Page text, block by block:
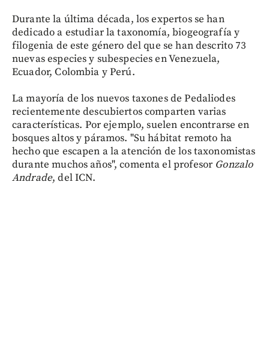
Durante la última década, los expertos se han
dedicado a estudiar la taxonomía, biogeografía y
filogenia de este género del que se han descrito 73
nuevas especies y subespecies en Venezuela,
Ecuador, Colombia y Perú.
La mayoría de los nuevos taxones de Pedaliodes
recientemente descubiertos comparten varias
características. Por ejemplo, suelen encontrarse en
bosques altos y páramos. "Su hábitat remoto ha
hecho que escapen a la atención de los taxonomistas
durante muchos años", comenta el profesor Gonzalo
Andrade, del ICN.